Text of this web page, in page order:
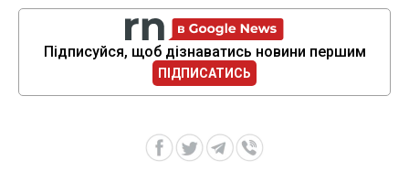
Підписуйся, щоб дізнаватись новини першим
ПІДПИСАТИСЬ